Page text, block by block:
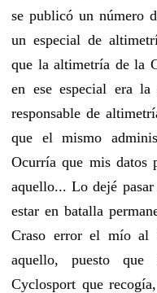
se publicó un número
un especial de
que la altimetría de la
en ese especial era
responsable de
que el mismo
Ocurría que mis datos
aquello... Lo dejé
estar en batalla
Craso error el mío al
aquello, puesto que
Cyclosport que